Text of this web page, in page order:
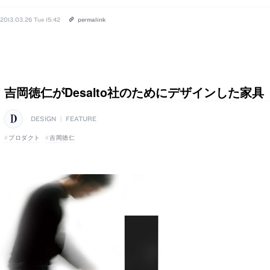
2013.03.26 Tue 15:42 permalink
吉岡徳仁がDesalto社のためにデザインした家具
DESIGN FEATURE
プロダクト 吉岡徳仁